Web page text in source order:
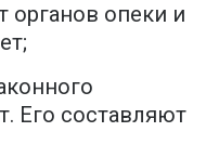
органов опеки и
Его составляют